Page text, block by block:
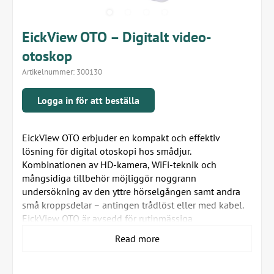
EickView OTO – Digitalt video-
otoskop
Artikelnummer: 300130
Logga in för att beställa
EickView OTO erbjuder en kompakt och effektiv
lösning för digital otoskopi hos smådjur.
Kombinationen av HD-kamera, WiFi-teknik och
mångsidiga tillbehör möjliggör noggrann
undersökning av den yttre hörselgången samt andra
små kroppsdelar – antingen trådlöst eller med kabel.
EickView OTO är avsedd för rutinmässiga
samt andra användningsområden inom dermatologi.
Read more